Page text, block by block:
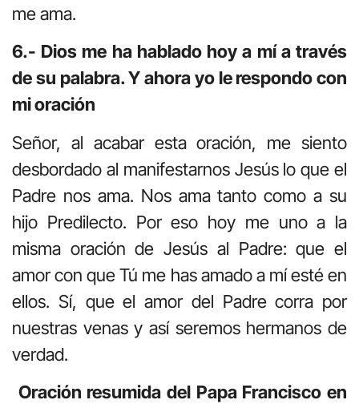
me ama.
6.- Dios me ha hablado hoy a mí a través
de su palabra. Y ahora yo le respondo con
mi oración
Señor, al acabar esta oración, me siento
desbordado al manifestarnos Jesús lo que el
Padre nos ama. Nos ama tanto como a su
hijo Predilecto. Por eso hoy me uno a la
misma oración de Jesús al Padre: que el
amor con que Tú me has amado a mí esté en
ellos. Sí, que el amor del Padre corra por
nuestras venas y así seremos hermanos de
verdad.
Oración resumida del Papa Francisco en